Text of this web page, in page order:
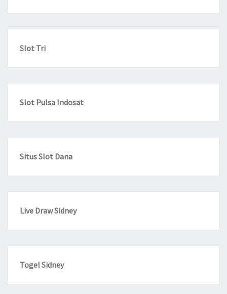
Slot Tri
Slot Pulsa Indosat
Situs Slot Dana
Live Draw Sidney
Togel Sidney